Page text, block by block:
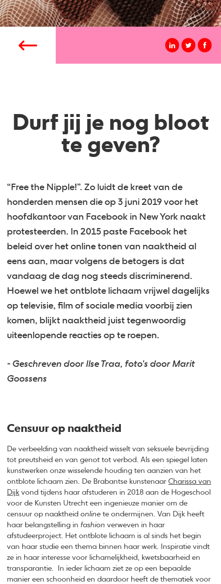
Durf jij je nog bloot
te geven?
“Free the Nipple!”. Zo luidt de kreet van de
honderden mensen die op 3 juni 2019 voor het
hoofdkantoor van Facebook in New York naakt
protesteerden. In 2015 paste Facebook het
beleid over het online tonen van naaktheid al
eens aan, maar volgens de betogers is dat
vandaag de dag nog steeds discriminerend.
Hoewel we het ontblote lichaam vrijwel dagelijks
op televisie, film of sociale media voorbij zien
komen, blijkt naaktheid juist tegenwoordig
uiteenlopende reacties op te roepen.
- Geschreven door Ilse Traa, foto's door Marit
Goossens
Censuur op naaktheid
De verbeelding van naaktheid wisselt van seksuele bevrijding
tot preutsheid en van genot tot verbod. Als een spiegel laten
kunstwerken onze wisselende houding ten aanzien van het
ontblote lichaam zien. De Brabantse kunstenaarCharissa van
Dijk vond tijdens haar afstuderen in 2018 aan de Hogeschool
voor de Kunsten Utrecht een ingenieuze manier om de
censuur op naaktheidonlinete ondermijnen. Van Dijk heeft
haar belangstelling in fashion verweven in haar
afstudeerproject. Het ontblote lichaam is al sinds het begin
van haar studie een thema binnen haar werk. Inspiratie vindt
ze in haar interesse voor lichamelijkheid, kwetsbaarheid en
transparantie. In ieder lichaam ziet ze op een bepaalde
manier een schoonheid en daardoor heeft de thematiek voor